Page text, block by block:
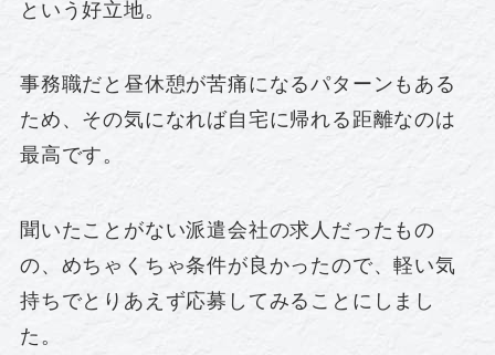
という好立地。
事務職だと昼休憩が苦痛になるパターンもある
ため、その気になれば自宅に帰れる距離なのは
最高です。
聞いたことがない派遣会社の求人だったもの
の、めちゃくちゃ条件が良かったので、軽い気
持ちでとりあえず応募してみることにしまし
た。